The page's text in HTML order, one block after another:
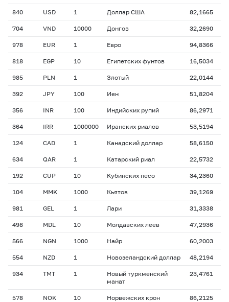
840 USD 1 Доллар США 82,1665
704 VND 10000 Донгов 32,2690
978 EUR 1 Евро 94,8366
818 EGP 10 Египетских фунтов 16,5034
985 PLN 1 Злотый 22,0144
392 JPY 100 Иен 51,8204
356 INR 100 Индийских рупий 86,2971
364 IRR 1000000 Иранских риалов 53,5194
124 CAD 1 Канадский доллар 58,6150
634 QAR 1 Катарский риал 22,5732
192 CUP 10 Кубинских песо 34,2360
104 MMK 1000 Кьятов 39,1269
981 GEL 1 Лари 31,3338
498 MDL 10 Молдавских леев 47,2936
566 NGN 1000 Найр 60,2003
554 NZD 1 Новозеландский доллар 48,2194
934 TMT 1
Новый туркменский
манат
23,4761
578 NOK 10 Норвежских крон 86,2125